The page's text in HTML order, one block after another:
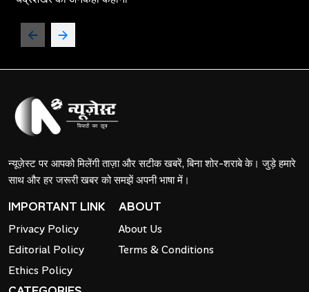
न्यूज़ेस्ट पर आपको मिलेंगी ताज़ा और सटीक खबरें, बिना शोर-शराबे के। जुड़े हमारे
साथ और हर जरूरी खबर को समझें अपनी भाषा में।
IMPORTANT LINK
Privacy Policy
Editorial Policy
Ethics Policy
ABOUT
About Us
Terms & Conditions